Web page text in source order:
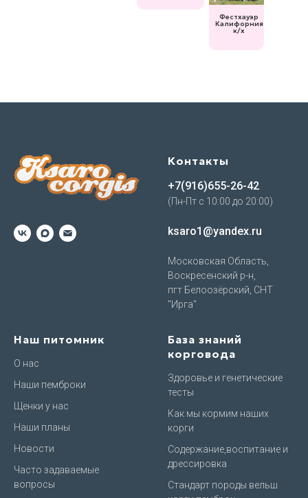
Фестхауэр
Калифорния
к/х
Контакты
+7(916)655-26-42
(Пн-Пт с 10:00 до 20:00)
ksaro1@yandex.ru
Московская Область,
Воскресенский р-н,
пгт Белоозёрский, СНТ
"Ирга"
Наш питомник
О нас
Наши пемброки
Щенки у нас
Наши планы
Новости
Часто задаваемые
вопросы
База знаний
корговода
Здоровье и генетические
тесты
Как мы кормим наших
корги
Содержание,воспитание и
дрессировка
Стандарт породы вельш